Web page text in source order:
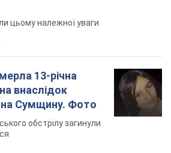
носили лише білі